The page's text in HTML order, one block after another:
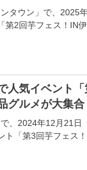
タウン」で、2025
第2回芋フェス！IN
人気イベント
グルメが大集合
、2024年12月21日
ト「第3回芋フェス